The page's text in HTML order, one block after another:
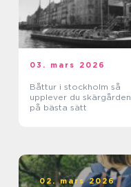
03. mars 2026
Båttur i stockholm så
upplever du skärgården
på bästa sätt
02. mars 2026